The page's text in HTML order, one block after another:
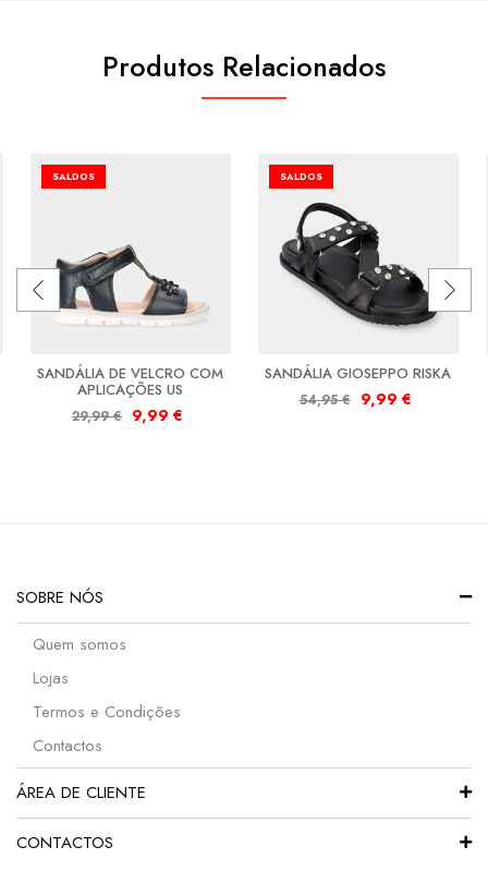
Produtos Relacionados
SALDOS
SANDÁLIA DE VELCRO COM
APLICAÇÕES US
29,99€ 9,99 €
SALDOS
SANDÁLIA GIOSEPPO RISKA
54,95€ 9,99 €
SOBRE NÓS
Quem somos
Lojas
Termos e Condições
Contactos
ÁREA DE CLIENTE
CONTACTOS